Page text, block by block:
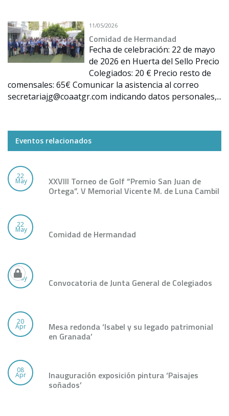
11/05/2026
Comidad de Hermandad
Fecha de celebración: 22 de mayo
de 2026 en Huerta del Sello Precio
Colegiados: 20 € Precio resto de
comensales: 65€ Comunicar la asistencia al correo
secretariajg@coaatgr.com indicando datos personales,...
Eventos relacionados
22
May XXVIII Torneo de Golf “Premio San Juan de
Ortega”. V Memorial Vicente M. de Luna Cambil
22
May Comidad de Hermandad
26
May Convocatoria de Junta General de Colegiados
20
Apr Mesa redonda ‘Isabel y su legado patrimonial
en Granada’
08
Apr Inauguración exposición pintura ‘Paisajes
soñados’